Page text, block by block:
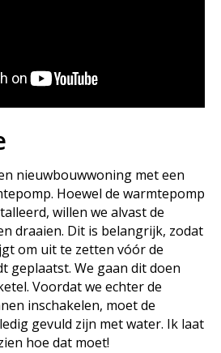
nieuwbouwwoning met een
Hoewel de warmtepomp
willen we alvast de
draaien. Dit is belangrijk, zodat
om uit te zetten vóór de
geplaatst. We gaan dit doen
Voordat we echter de
inschakelen, moet de
gevuld zijn met water. Ik laat
hoe dat moet!